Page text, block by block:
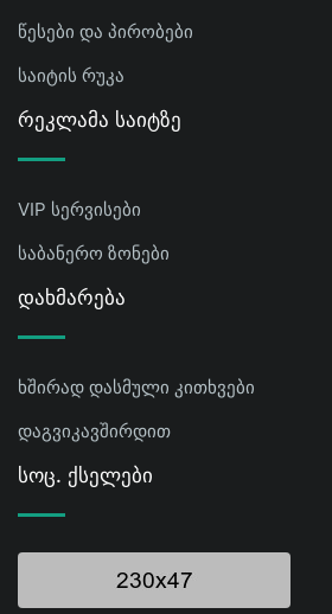
წესები და პირობები
საიტის რუკა
Რეკლამა Საიტზე
VIP სერვისები
საბანერო ზონები
Დახმარება
ხშირად დასმული კითხვები
დაგვიკავშირდით
Სოც. Ქსელები